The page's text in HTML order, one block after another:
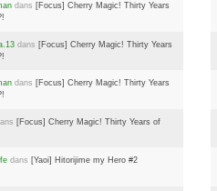
dans [Focus] Cherry Magic! Thirty Years
dans [Focus] Cherry Magic! Thirty Years
dans [Focus] Cherry Magic! Thirty Years
[Focus] Cherry Magic! Thirty Years of
dans [Yaoi] Hitorijime my Hero #2